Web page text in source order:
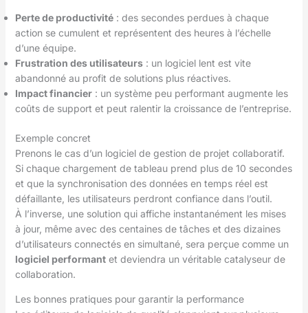
Perte de productivité: des secondes perdues à chaque
action se cumulent et représentent des heures à l’échelle
d’une équipe.
Frustration des utilisateurs: un logiciel lent est vite
abandonné au profit de solutions plus réactives.
Impact financier: un système peu performant augmente les
coûts de support et peut ralentir la croissance de l’entreprise.
Exemple concret
Prenons le cas d’un logiciel de gestion de projet collaboratif.
Si chaque chargement de tableau prend plus de 10 secondes
et que la synchronisation des données en temps réel est
défaillante, les utilisateurs perdront confiance dans l’outil.
À l’inverse, une solution qui affiche instantanément les mises
à jour, même avec des centaines de tâches et des dizaines
d’utilisateurs connectés en simultané, sera perçue comme un
logiciel performantet deviendra un véritable catalyseur de
collaboration.
Les bonnes pratiques pour garantir la performance